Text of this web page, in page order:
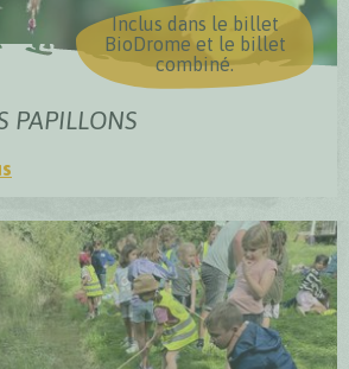
Inclus dans le billet
BioDrome et le billet
combiné.
PAPILLONS